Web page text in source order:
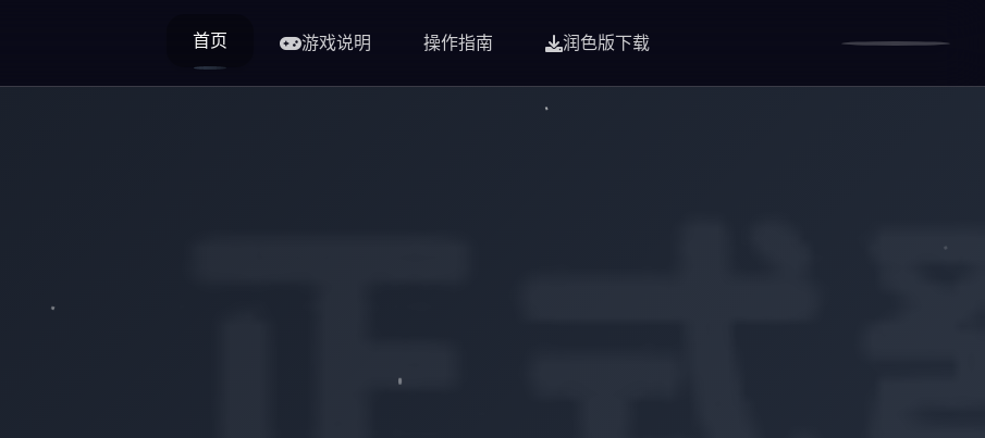
首页 游戏说明 操作指南 润色版下载